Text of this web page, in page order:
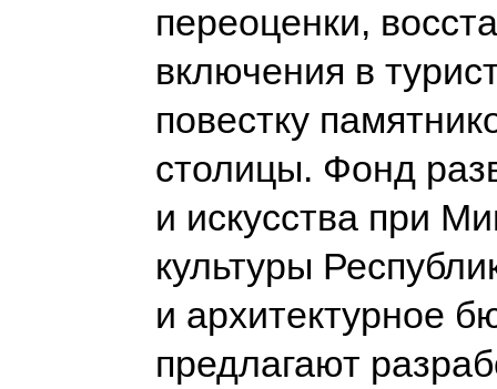
переоценки,
включения в
повестку
столицы. Фонд
и искусства при
культуры
и архитектурное
предлагают